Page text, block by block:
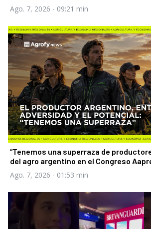
Ago. 7, 2026 - 09:21 min
“Tenemos una superraza de
del agro argentino en el Congreso
Ago. 7, 2026 - 01:53 min